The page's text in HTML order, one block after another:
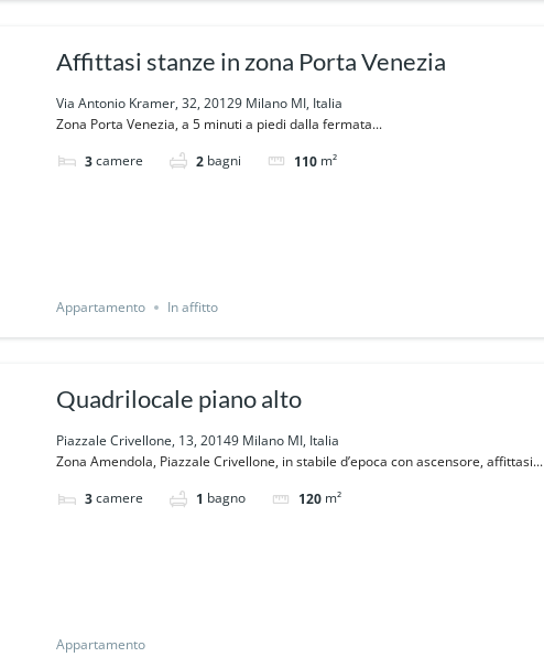
Affittasi stanze in zona Porta Venezia
Via Antonio Kramer, 32, 20129 Milano MI, Italia
Zona Porta Venezia, a 5 minuti a piedi dalla fermata...
3camere 2 bagni 110 m²
Appartamento In affitto
Quadrilocale piano alto
Piazzale Crivellone, 13, 20149 Milano MI, Italia
Zona Amendola, Piazzale Crivellone, in stabile d’epoca con ascensore, affittasi...
3camere 1 bagno 120 m²
Appartamento